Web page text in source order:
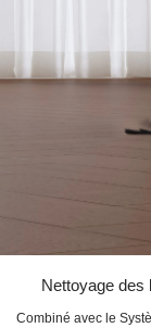
Nettoyage des
Combiné avec le